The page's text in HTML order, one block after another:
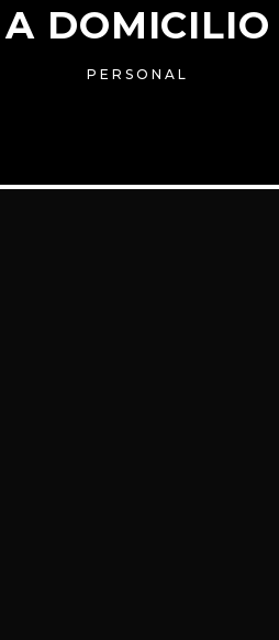
A DOMICILIO
PERSONAL